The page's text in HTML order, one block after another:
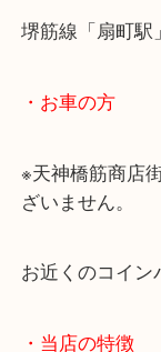
・最寄駅のご案
大阪環状線「天
堺筋線「扇町
・お車の方